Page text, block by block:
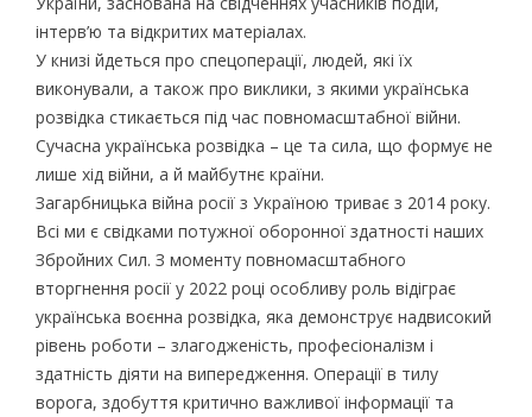
інтерв’ю та відкритих матеріалах.
У книзі йдеться про спецоперації, людей, які їх
виконували, а також про виклики, з якими українська
розвідка стикається під час повномасштабної війни.
Сучасна українська розвідка – це та сила, що формує не
лише хід війни, а й майбутнє країни.
Загарбницька війна росії з Україною триває з 2014 року.
Всі ми є свідками потужної оборонної здатності наших
Збройних Сил. З моменту повномасштабного
вторгнення росії у 2022 році особливу роль відіграє
українська воєнна розвідка, яка демонструє надвисокий
рівень роботи – злагодженість, професіоналізм і
здатність діяти на випередження. Операції в тилу
ворога, здобуття критично важливої інформації та